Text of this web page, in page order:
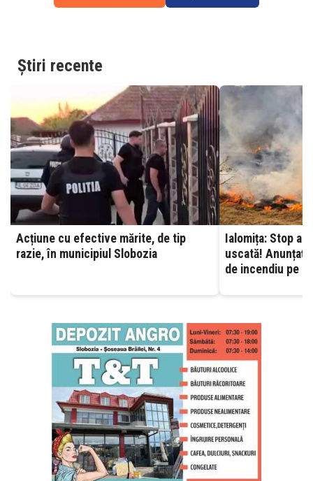
Știri recente
Acțiune cu efective mărite, de tip
razie, în municipiul Slobozia
Ialomița: Stop
uscată! Anunțați
de incendiu pe